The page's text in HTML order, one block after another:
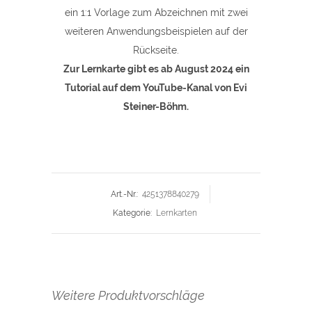
ein 1:1 Vorlage zum Abzeichnen mit zwei
weiteren Anwendungsbeispielen auf der
Rückseite.
Zur Lernkarte gibt es ab August 2024 ein
Tutorial auf dem YouTube-Kanal von Evi
Steiner-Böhm.
Art.-Nr.: 4251378840279
Kategorie: Lernkarten
Weitere Produktvorschläge